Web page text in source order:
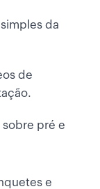
da
de
pré e
e